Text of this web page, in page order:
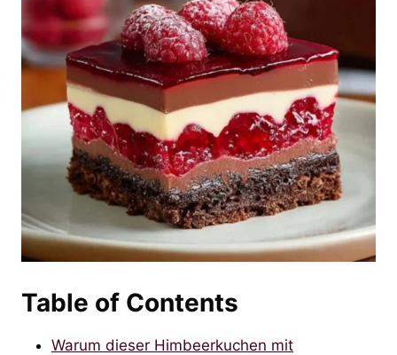
Table of Contents
Warum dieser Himbeerkuchen mit